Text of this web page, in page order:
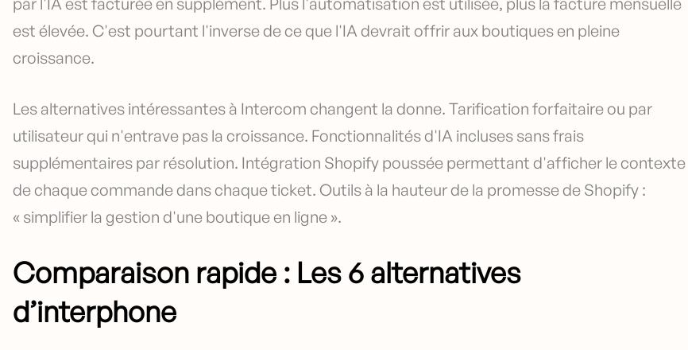
est élevée. C'est pourtant l'inverse de ce que l'IA devrait offrir aux boutiques en pleine
croissance.
Les alternatives intéressantes à Intercom changent la donne. Tarification forfaitaire ou par
utilisateur qui n'entrave pas la croissance. Fonctionnalités d'IA incluses sans frais
supplémentaires par résolution. Intégration Shopify poussée permettant d'afficher le contexte
de chaque commande dans chaque ticket. Outils à la hauteur de la promesse de Shopify :
« simplifier la gestion d'une boutique en ligne ».
Comparaison rapide : Les 6 alternatives
d’interphone